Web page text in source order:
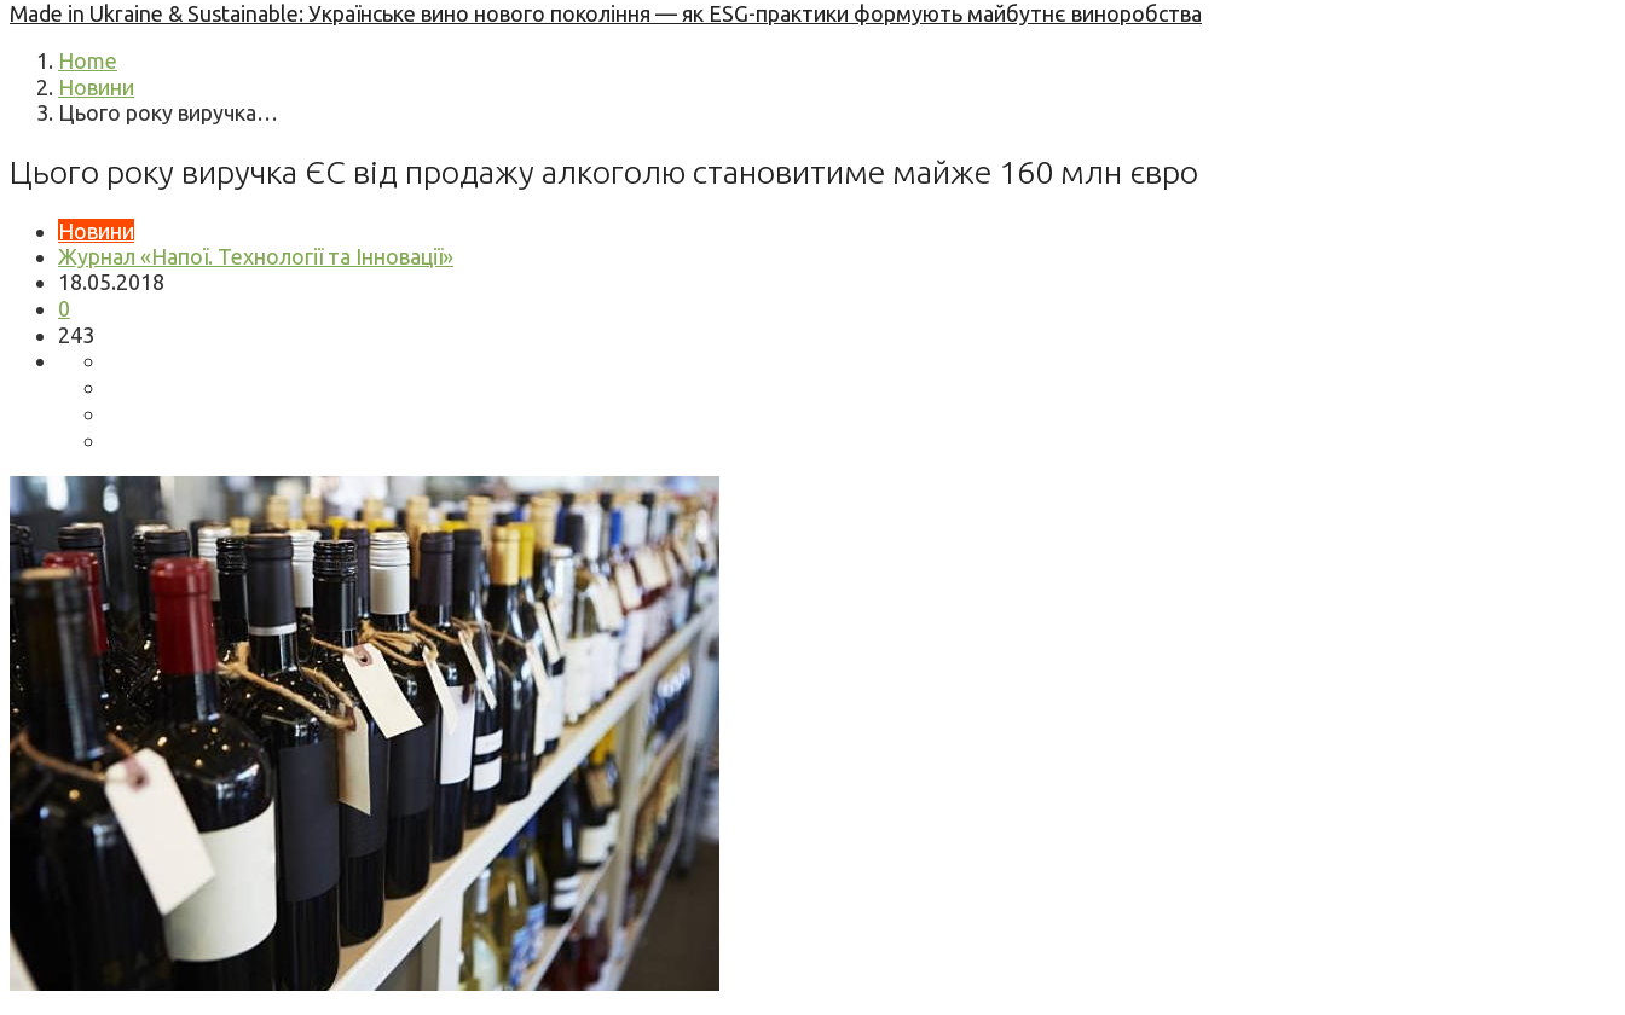
Made in Ukraine & Sustainable: Українське вино нового покоління — як ESG-практики формують майбутнє виноробства
Home
Новини
Цього року виручка…
Цього року виручка ЄС від продажу алкоголю становитиме майже 160 млн євро
Новини
Журнал «Напої. Технології та Інновації»
18.05.2018
0
243